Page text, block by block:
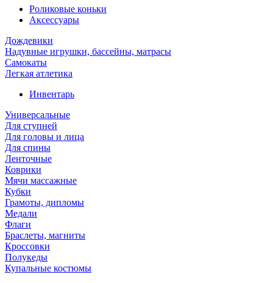
Роликовые коньки
Аксессуары
Дождевики
Надувные игрушки, бассейны, матрасы
Самокаты
Легкая атлетика
Инвентарь
Универсальные
Для ступней
Для головы и лица
Для спины
Ленточные
Коврики
Мячи массажные
Кубки
Грамоты, дипломы
Медали
Флаги
Браслеты, магниты
Кроссовки
Полукеды
Купальные костюмы